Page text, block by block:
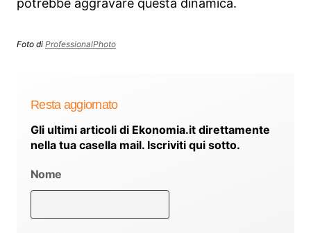
potrebbe aggravare questa dinamica.
Foto di ProfessionalPhoto
Resta aggiornato
Gli ultimi articoli di Ekonomia.it direttamente
nella tua casella mail. Iscriviti qui sotto.
Nome